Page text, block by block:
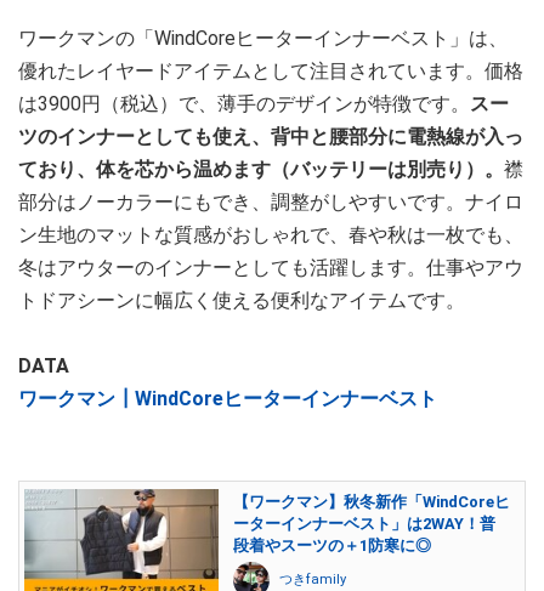
ワークマンの「WindCoreヒーターインナーベスト」は、
優れたレイヤードアイテムとして注目されています。価格
は3900円（税込）で、薄手のデザインが特徴です。 スー
ツのインナーとしても使え、背中と腰部分に電熱線が入っ
ており、体を芯から温めます（バッテリーは別売り）。 襟
部分はノーカラーにもでき、調整がしやすいです。ナイロ
ン生地のマットな質感がおしゃれで、春や秋は一枚でも、
冬はアウターのインナーとしても活躍します。仕事やアウ
トドアシーンに幅広く使える便利なアイテムです。
DATA
ワークマン┃WindCoreヒーターインナーベスト
【ワークマン】秋冬新作「WindCoreヒ
ーターインナーベスト」は2WAY！普
段着やスーツの＋1防寒に◎
つきfamily